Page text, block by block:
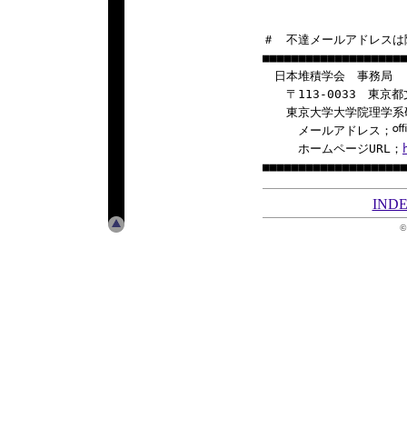
＃　不達メールアドレス
日本堆積学会　事務局
〒113-0033　東京都
東京大学大学院理学系
メールアドレス；
ホームページURL；